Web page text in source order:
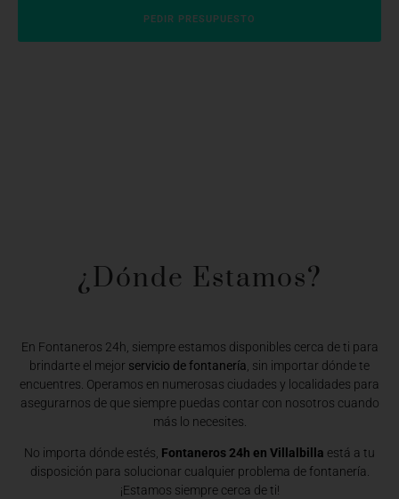
PEDIR PRESUPUESTO
¿Dónde Estamos?​
En Fontaneros 24h, siempre estamos disponibles cerca de ti para
brindarte el mejor servicio de fontanería , sin importar dónde te
encuentres. Operamos en numerosas ciudades y localidades para
asegurarnos de que siempre puedas contar con nosotros cuando
más lo necesites.
No importa dónde estés, Fontaneros 24h en Villalbilla está a tu
disposición para solucionar cualquier problema de fontanería.
¡Estamos siempre cerca de ti!